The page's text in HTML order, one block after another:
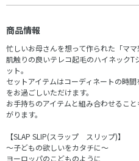
商品情報
忙しいお母さんを想って作られた「マ
肌触りの良いテレコ起毛のハイネックT
ット。
セットアイテムはコーディネートの時
をお過ごしいただけます。
お手持ちのアイテムと組み合わせるこ
がります。
【SLAP SLIP(スラップ スリップ)】
～子どもの欲しいをカタチに～
ヨーロッパのこどものように